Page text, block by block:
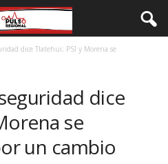
dice Tlatehui; PSI y Morena se
dice
se
un cambio